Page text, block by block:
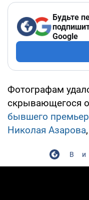
Будьте
Google
Фотографам
скрывающегося
бывшего
Николая Азарова,